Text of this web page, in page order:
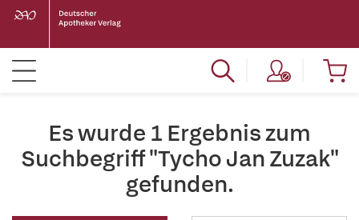
Es wurde 1 Ergebnis zum
Suchbegriff "Tycho Jan Zuzak"
gefunden.